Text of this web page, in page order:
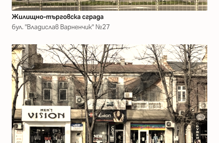
Жилищно-търговска сграда
бул. "Владислав Варненчик" №27